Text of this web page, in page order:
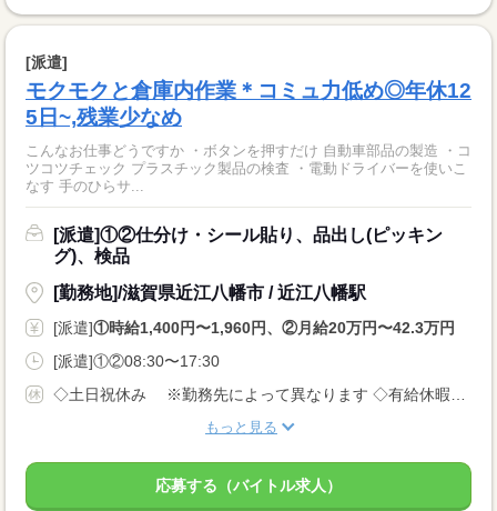
[派遣]
モクモクと倉庫内作業＊コミュ力低め◎年休12
5日~,残業少なめ
こんなお仕事どうですか ・ボタンを押すだけ 自動車部品の製造 ・コ
ツコツチェック プラスチック製品の検査 ・電動ドライバーを使いこ
なす 手のひらサ...
[派遣]①②仕分け・シール貼り、品出し(ピッキン
グ)、検品
[勤務地]/滋賀県近江八幡市 / 近江八幡駅
[派遣]①時給1,400円〜1,960円、②月給20万円〜42.3万円
[派遣]①②08:30〜17:30
◇土日祝休み ※勤務先によって異なります ◇有給休暇あり（入社6ヵ月後に10日付与） ◇産休・育休制度あり 休日多めの職場が多いでが、 月給制なので給料は安定です！
もっと見る
応募する（バイトル求人）